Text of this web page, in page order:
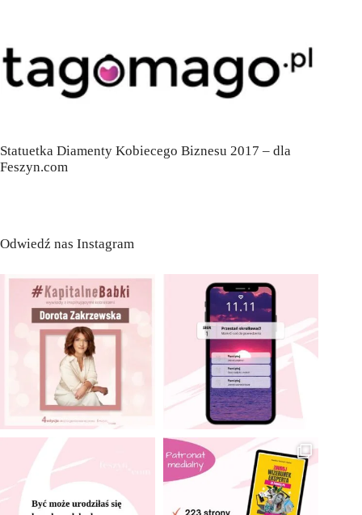
Statuetka Diamenty Kobiecego Biznesu 2017 – dla
Feszyn.com
Odwiedź nas Instagram